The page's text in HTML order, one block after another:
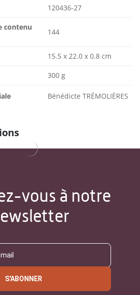
120436-27
contenu
144
15.5 x 22.0 x 0.8 cm
300 g
Bénédicte TRÉMOLIÈRES
vous à notre
S'ABONNER